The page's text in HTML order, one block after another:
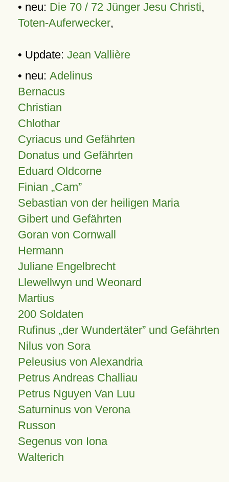
• neu: Die 70 / 72 Jünger Jesu Christi,
Toten-Auferwecker,
• Update: Jean Vallière
• neu: Adelinus
Bernacus
Christian
Chlothar
Cyriacus und Gefährten
Donatus und Gefährten
Eduard Oldcorne
Finian Cam
Sebastian von der heiligen Maria
Gibert und Gefährten
Goran von Cornwall
Hermann
Juliane Engelbrecht
Llewellwyn und Weonard
Martius
200 Soldaten
Rufinus „der Wundertäter” und Gefährten
Nilus von Sora
Peleusius von Alexandria
Petrus Andreas Challiau
Petrus Nguyen Van Luu
Saturninus von Verona
Russon
Segenus von Iona
Walterich